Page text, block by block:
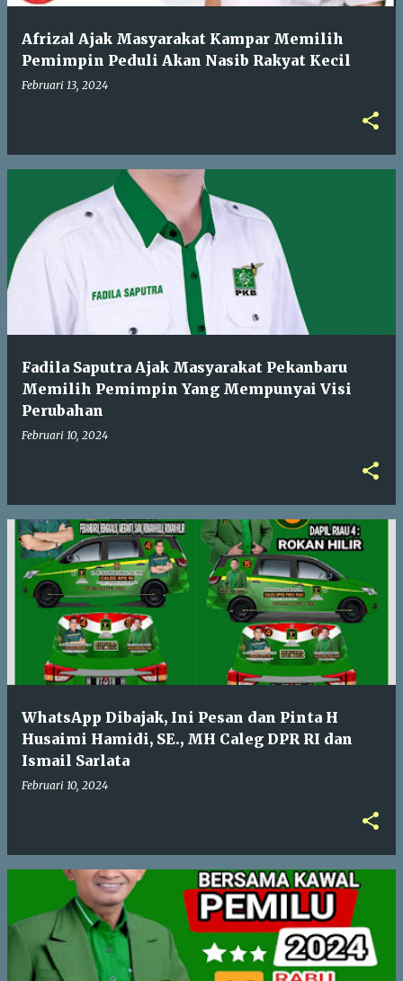
Afrizal Ajak Masyarakat Kampar Memilih
Pemimpin Peduli Akan Nasib Rakyat Kecil
Februari 13, 2024
Fadila Saputra Ajak Masyarakat Pekanbaru
Memilih Pemimpin Yang Mempunyai Visi
Perubahan
Februari 10, 2024
WhatsApp Dibajak, Ini Pesan dan Pinta H
Husaimi Hamidi, SE., MH Caleg DPR RI dan
Ismail Sarlata
Februari 10, 2024